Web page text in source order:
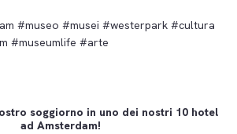
#museo #musei #westerpark #cultura
#museumlife #arte
soggiorno in uno dei nostri 10 hotel
ad Amsterdam!